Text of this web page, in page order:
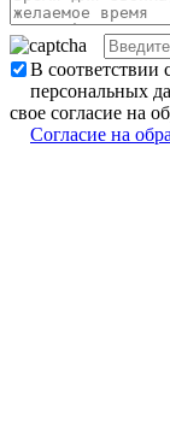
В
персональных
свое согласие на
Согласие на